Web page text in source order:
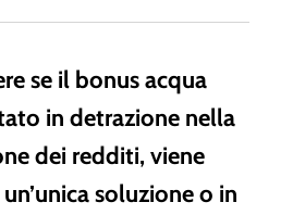
se il bonus acqua
in detrazione nella
dei redditi, viene
soluzione o in